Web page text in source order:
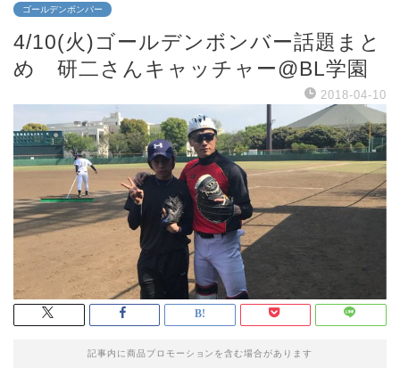
ゴールデンボンバー
4/10(火)ゴールデンボンバー話題まと
め 研二さんキャッチャー@BL学園
2018-04-10
記事内に商品プロモーションを含む場合があります